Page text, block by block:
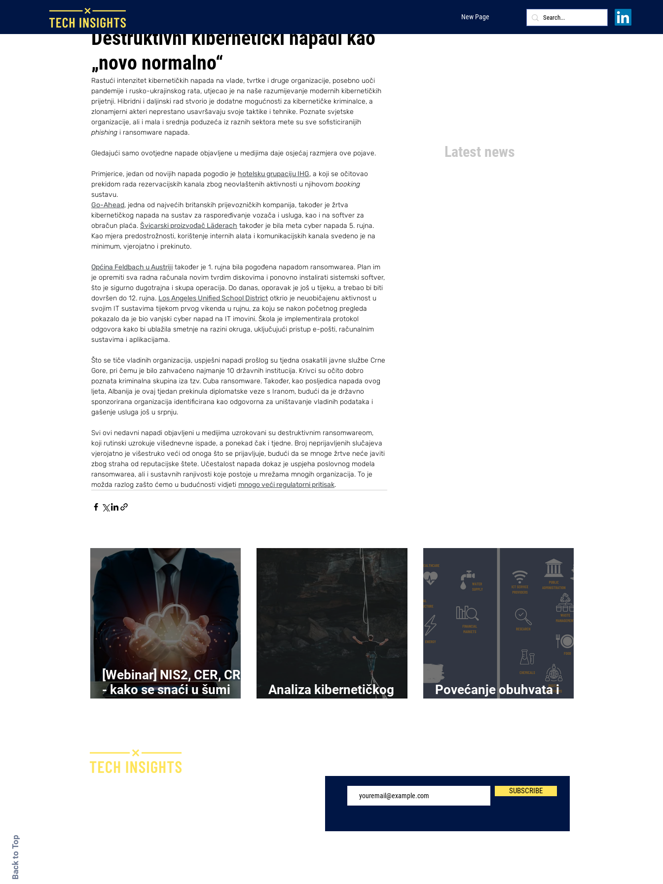
New Page
Destruktivni kibernetički napadi kao
„novo normalno“
9. ruj 2022.
Rastući intenzitet kibernetičkih napada na vlade, tvrtke i druge organizacije, posebno uoči
pandemije i rusko-ukrajinskog rata, utjecao je na naše razumijevanje modernih kibernetičkih
prijetnji. Hibridni i daljinski rad stvorio je dodatne mogućnosti za kibernetičke kriminalce, a
zlonamjerni akteri neprestano usavršavaju svoje taktike i tehnike. Poznate svjetske
organizacije, ali i mala i srednja poduzeća iz raznih sektora mete su sve sofisticiranijih
phishing i ransomware napada.
Gledajući samo ovotjedne napade objavljene u medijima daje osjećaj razmjera ove pojave.
Primjerice, jedan od novijih napada pogodio je hotelsku grupaciju IHG, a koji se očitovao
prekidom rada rezervacijskih kanala zbog neovlaštenih aktivnosti u njihovom booking
sustavu.
Go-Ahead, jedna od najvećih britanskih prijevozničkih kompanija, također je žrtva
kibernetičkog napada na sustav za raspoređivanje vozača i usluga, kao i na softver za
obračun plaća. Švicarski proizvođač Läderach također je bila meta cyber napada 5. rujna.
Kao mjera predostrožnosti, korištenje internih alata i komunikacijskih kanala svedeno je na
minimum, vjerojatno i prekinuto.
Općina Feldbach u Austriji također je 1. rujna bila pogođena napadom ransomwarea. Plan im
je opremiti sva radna računala novim tvrdim diskovima i ponovno instalirati sistemski softver,
što je sigurno dugotrajna i skupa operacija. Do danas, oporavak je još u tijeku, a trebao bi biti
dovršen do 12. rujna. Los Angeles Unified School District otkrio je neuobičajenu aktivnost u
svojim IT sustavima tijekom prvog vikenda u rujnu, za koju se nakon početnog pregleda
pokazalo da je bio vanjski cyber napad na IT imovini. Škola je implementirala protokol
odgovora kako bi ublažila smetnje na razini okruga, uključujući pristup e-pošti, računalnim
sustavima i aplikacijama.
Što se tiče vladinih organizacija, uspješni napadi prošlog su tjedna osakatili javne službe Crne
Gore, pri čemu je bilo zahvaćeno najmanje 10 državnih institucija. Krivci su očito dobro
poznata kriminalna skupina iza tzv. Cuba ransomware. Također, kao posljedica napada ovog
ljeta, Albanija je ovaj tjedan prekinula diplomatske veze s Iranom, budući da je državno
sponzorirana organizacija identificirana kao odgovorna za uništavanje vladinih podataka i
gašenje usluga još u srpnju.
Svi ovi nedavni napadi objavljeni u medijima uzrokovani su destruktivnim ransomwareom,
koji rutinski uzrokuje višednevne ispade, a ponekad čak i tjedne. Broj neprijavljenih slučajeva
vjerojatno je višestruko veći od onoga što se prijavljuje, budući da se mnoge žrtve neće javiti
zbog straha od reputacijske štete. Učestalost napada dokaz je uspjeha poslovnog modela
ransomwarea, ali i sustavnih ranjivosti koje postoje u mrežama mnogih organizacija. To je
možda razlog zašto ćemo u budućnosti vidjeti mnogo veći regulatorni pritisak.
Latest news
[Webinar] NIS2, CER, CRA
- kako se snaći u šumi
Analiza kibernetičkog
Povećanje obuhvata i
Back to Top
SUBSCRIBE